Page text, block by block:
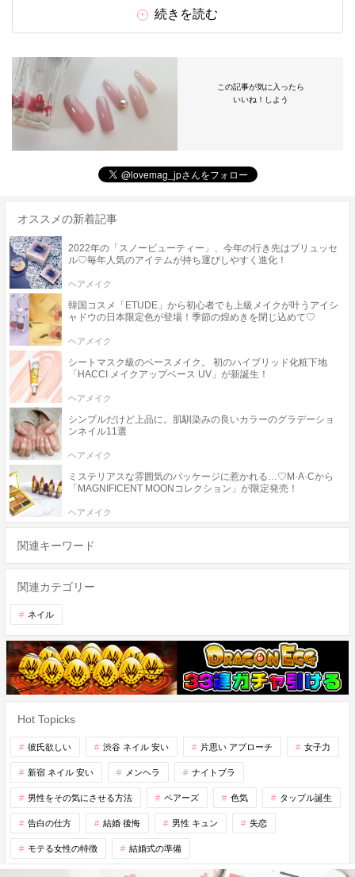
続きを読む
この記事が気に入ったら
いいね！しよう
オススメの新着記事
2022年の「スノービューティー」、今年の行き先はブリュッセ
ル♡毎年人気のアイテムが持ち運びしやすく進化！
ヘアメイク
韓国コスメ「ETUDE」から初心者でも上級メイクが叶うアイシ
ャドウの日本限定色が登場！季節の煌めきを閉じ込めて♡
ヘアメイク
シートマスク級のベースメイク。 初のハイブリッド化粧下地
「HACCI メイクアップベース UV」が新誕生！
ヘアメイク
シンプルだけど上品に。肌馴染みの良いカラーのグラデーショ
ンネイル11選
ヘアメイク
ミステリアスな雰囲気のパッケージに惹かれる…♡M·A·Cから
「MAGNIFICENT MOONコレクション」が限定発売！
ヘアメイク
関連キーワード
関連カテゴリー
ネイル
Hot Topicks
彼氏欲しい 渋谷 ネイル 安い 片思い アプローチ 女子力
新宿 ネイル 安い メンヘラ ナイトブラ
男性をその気にさせる方法 ペアーズ 色気 タップル誕生
告白の仕方 結婚 後悔 男性 キュン 失恋
モテる女性の特徴 結婚式の準備